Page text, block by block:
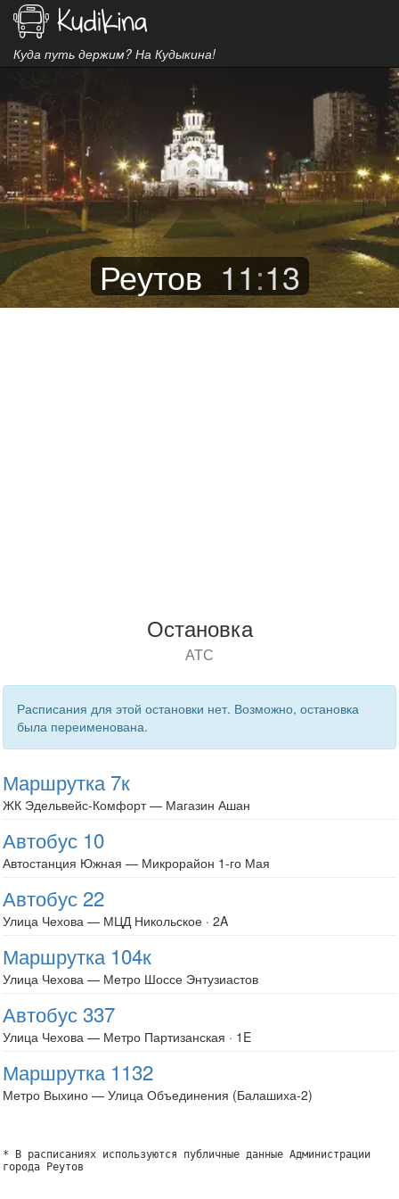
Куда путь держим? На Кудыкина!
Реутов 11:13
Остановка
АТС
Расписания для этой остановки нет. Возможно, остановка
была переименована.
Маршрутка 7к
ЖК Эдельвейс-Комфорт — Магазин Ашан
Автобус 10
Автостанция Южная — Микрорайон 1-го Мая
Автобус 22
Улица Чехова — МЦД Никольское · 2A
Маршрутка 104к
Улица Чехова — Метро Шоссе Энтузиастов
Автобус 337
Улица Чехова — Метро Партизанская · 1E
Маршрутка 1132
Метро Выхино — Улица Объединения (Балашиха-2)
* В расписаниях используются публичные данные Администрации
города Реутов